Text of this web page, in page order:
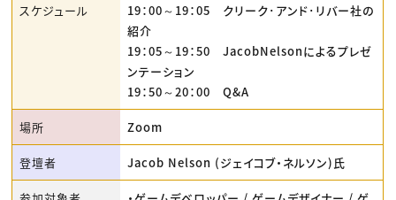
スケジュール
19：00～19：05 クリーク･アンド･リバー社の
紹介
19：05～19：50 JacobNelsonによるプレゼ
ンテーション
19：50～20：00 Q&A
場所 Zoom
登壇者 Jacob Nelson (ジェイコブ・ネルソン)氏